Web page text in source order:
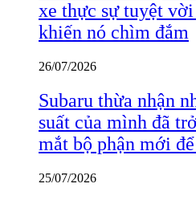
xe thực sự tuyệt
khiến nó chìm đắm
26/07/2026
Subaru thừa nhận
suất của mình đã
mắt bộ phận mới
25/07/2026